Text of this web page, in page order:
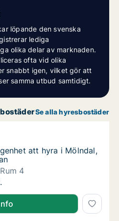
löpande den svenska
lediga
olika delar av marknaden.
ofta vid olika
snabbt igen, vilket gör att
samma utbud samtidigt.
Se alla hyresbostäder
att hyra i Mölndal,
hyra i Mölndal,
att hyra i Mölndal,
att hyra i Mölndal,
Rum 4
att hyra i Mölndal,